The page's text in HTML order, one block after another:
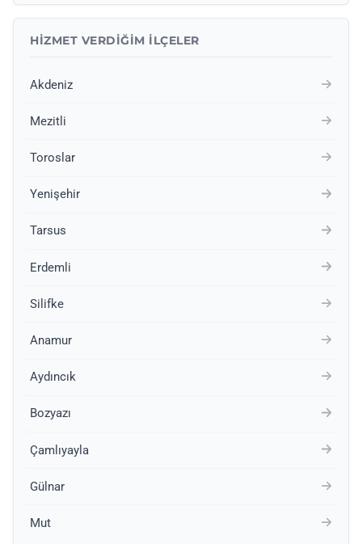
HIZMET VERDIĞIM İLÇELER
Akdeniz
Mezitli
Toroslar
Yenişehir
Tarsus
Erdemli
Silifke
Anamur
Aydıncık
Bozyazı
Çamlıyayla
Gülnar
Mut